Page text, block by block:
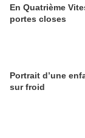
En Quatrième
portes closes
Portrait d’une
sur froid